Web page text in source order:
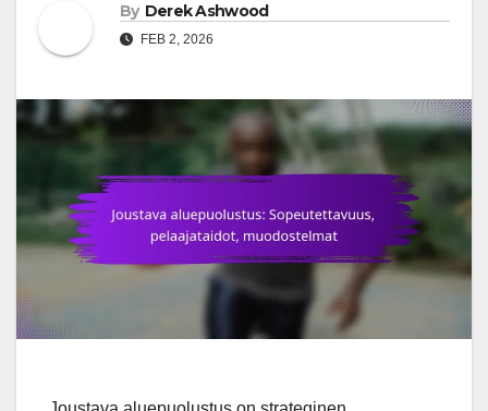
By Derek Ashwood
FEB 2, 2026